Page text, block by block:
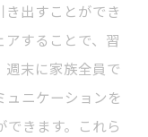
出すことができ
アすることで、習
末に家族全員で
ュニケーションを
きます。これら